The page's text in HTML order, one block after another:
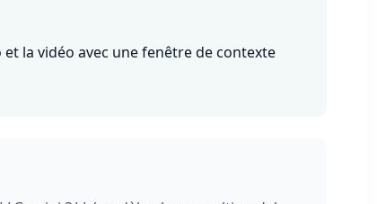
la vidéo avec une fenêtre de contexte